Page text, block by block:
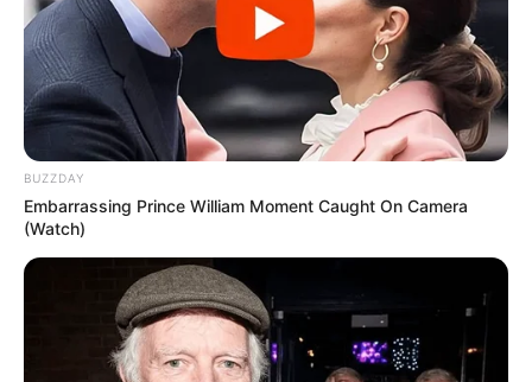
BUZZDAY
Embarrassing Prince William Moment Caught On Camera
(Watch)